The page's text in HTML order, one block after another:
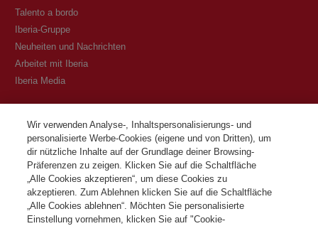
Talento a bordo
Iberia-Gruppe
Neuheiten und Nachrichten
Arbeitet mit Iberia
Iberia Media
Allgemeine Geschäftsbedingungen des Iberia Club Programms
Bedingungen für die Registrierung auf iberia.com
Richtlinien zum Schutz personenbezogener Daten
Cookie-Richtlinie und -Verwaltung
Kontaktiere
Wir verwenden Analyse-, Inhaltspersonalisierungs- und
personalisierte Werbe-Cookies (eigene und von Dritten), um
dir nützliche Inhalte auf der Grundlage deiner Browsing-
Präferenzen zu zeigen. Klicken Sie auf die Schaltfläche
„Alle Cookies akzeptieren“, um diese Cookies zu
akzeptieren. Zum Ablehnen klicken Sie auf die Schaltfläche
„Alle Cookies ablehnen“. Möchten Sie personalisierte
Einstellung vornehmen, klicken Sie auf "Cookie-